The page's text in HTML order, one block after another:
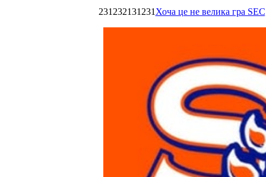
231232131231 Хоча це не велика гра